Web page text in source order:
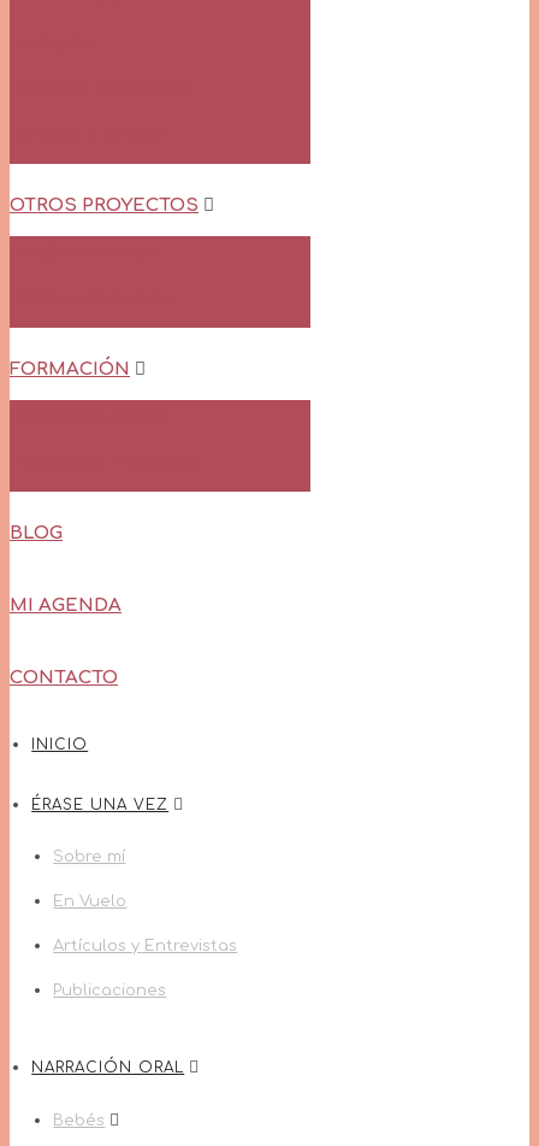
OTROS PROYECTOS
FORMACIÓN
BLOG
MI AGENDA
CONTACTO
INICIO
ÉRASE UNA VEZ
Sobre mí
En Vuelo
Artículos y Entrevistas
Publicaciones
NARRACIÓN ORAL
Bebés